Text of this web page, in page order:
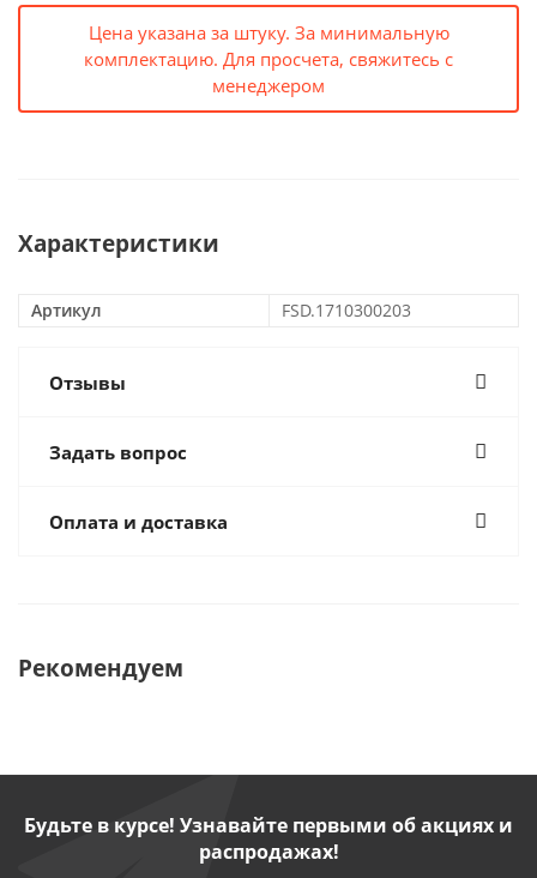
Цена указана за штуку. За минимальную
комплектацию. Для просчета, свяжитесь с
менеджером
Характеристики
Артикул FSD.1710300203
Отзывы
Задать вопрос
Оплата и доставка
Рекомендуем
Будьте в курсе! Узнавайте первыми об акциях и
распродажах!